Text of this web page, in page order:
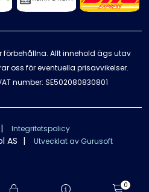
0
Allt innehold ägs utav
oss för eventuella prisavvikelser.
number: SE502080830801
| Integritetspolicy
AS | Utvecklat av Gurusoft